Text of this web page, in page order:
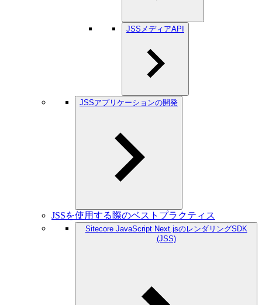
JSSメディアAPI
JSSアプリケーションの開発
JSSを使用する際のベストプラクティス
Sitecore JavaScript Next.jsのレンダリングSDK
(JSS)